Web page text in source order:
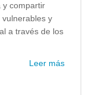
y compartir
y
a través de los
Leer más